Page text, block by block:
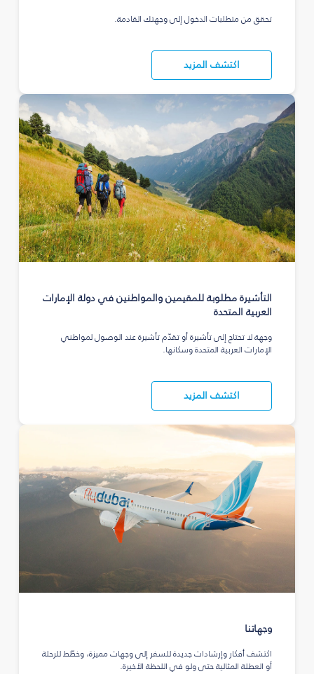
تحقق من متطلبات الدخول إلى وجهتك القادمة.
اكتشف المزيد
التأشيرة مطلوبة للمقيمين والمواطنين في دولة الإمارات
العربية المتحدة
وجهة لا تحتاج إلى تأشيرة أو تقدّم تأشيرة عند الوصول لمواطني
الإمارات العربية المتحدة وسكانها.
اكتشف المزيد
وجهاتنا
اكتشف أفكار وإرشادات جديدة للسفر إلى وجهات مميزة، وخطّط للرحلة
أو العطلة المثالية حتى ولو في اللحظة الأخيرة.